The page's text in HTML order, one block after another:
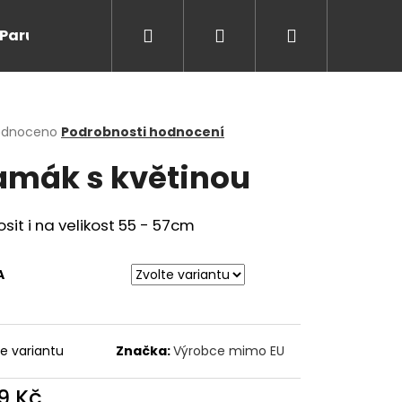
Paruky/kanekalon Doprodej Na cesty
Přihlášení
Podrobnosti hodnocení
s květinou
i na velikost 55 - 57cm
variantu Značka:Výrobce mimo EU
Následující